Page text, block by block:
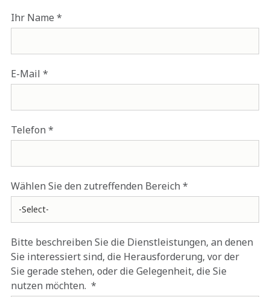
Ihr Name
E-Mail
Telefon
Wählen Sie den zutreffenden Bereich
Bitte beschreiben Sie die Dienstleistungen, an denen
Sie interessiert sind, die Herausforderung, vor der
Sie gerade stehen, oder die Gelegenheit, die Sie
nutzen möchten.